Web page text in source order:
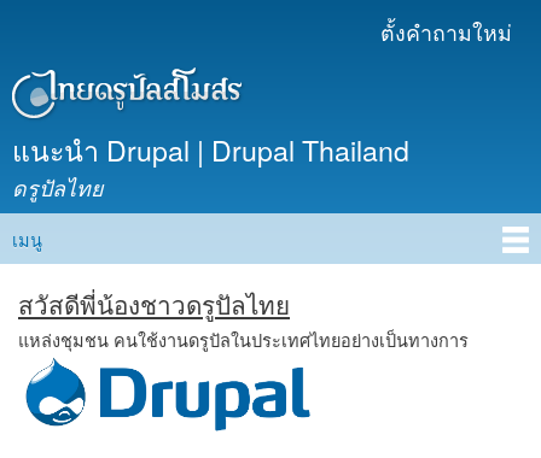
เนื้อหา
ตั้งคำถามใหม่
แนะนำ Drupal | Drupal Thailand
ดรูปัลไทย
Main menu
เมนู
สวัสดีพี่น้องชาวดรูปัลไทย
แหล่งชุมชน คนใช้งานดรูปัลในประเทศไทยอย่างเป็นทางการ